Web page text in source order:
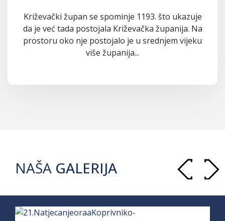
Križevački župan se spominje 1193. što ukazuje
da je već tada postojala Križevačka županija. Na
prostoru oko nje postojalo je u srednjem vijeku
više županija...
NAŠA GALERIJA